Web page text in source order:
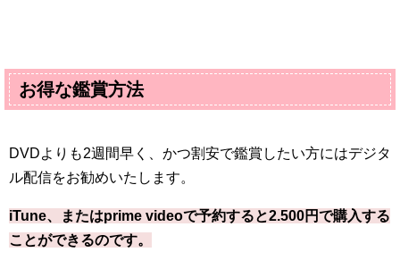
お得な鑑賞方法
DVDよりも2週間早く、かつ割安で鑑賞したい方にはデジタ
ル配信をお勧めいたします。
iTune、またはprime videoで予約すると2.500円で購入する
ことができるのです。